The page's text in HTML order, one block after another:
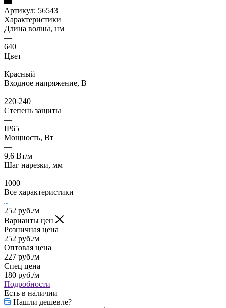
Артикул: 56543
Характеристики
Длина волны, нм
—
640
Цвет
—
Красный
Входное напряжение, В
—
220-240
Степень защиты
—
IP65
Мощность, Вт
—
9,6 Вт/м
Шаг нарезки, мм
—
1000
Все характеристики
252 руб./м
Варианты цен
Розничная цена
252 руб./м
Оптовая цена
227 руб./м
Спец цена
180 руб./м
Подробности
Есть в наличии
Нашли дешевле?